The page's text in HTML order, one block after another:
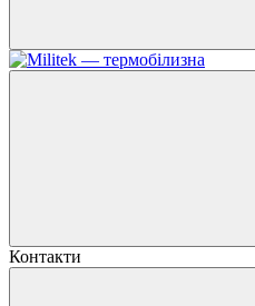
Контакти